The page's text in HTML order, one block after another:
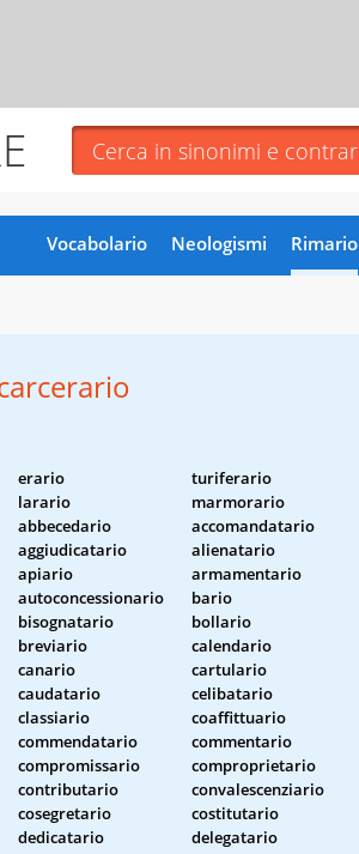
Vocabolario Neologismi Rimario
erario turiferario
larario marmorario
abbecedario accomandatario
aggiudicatario alienatario
apiario armamentario
autoconcessionario bario
bisognatario bollario
breviario calendario
canario cartulario
caudatario celibatario
classiario coaffittuario
commendatario commentario
compromissario comproprietario
contributario convalescenziario
cosegretario costitutario
dedicatario delegatario